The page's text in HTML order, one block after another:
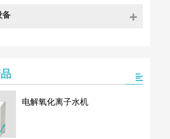
备
电解氧化离子水机